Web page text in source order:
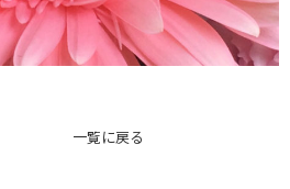
一覧に戻る